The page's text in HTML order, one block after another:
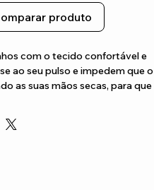
produto
com o tecido confortável e
ao seu pulso e impedem que o
as suas mãos secas, para que